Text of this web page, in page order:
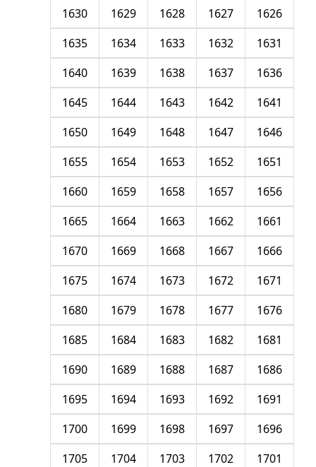
1626
1627
1628
1629
1630
1631
1632
1633
1634
1635
1636
1637
1638
1639
1640
1641
1642
1643
1644
1645
1646
1647
1648
1649
1650
1651
1652
1653
1654
1655
1656
1657
1658
1659
1660
1661
1662
1663
1664
1665
1666
1667
1668
1669
1670
1671
1672
1673
1674
1675
1676
1677
1678
1679
1680
1681
1682
1683
1684
1685
1686
1687
1688
1689
1690
1691
1692
1693
1694
1695
1696
1697
1698
1699
1700
1701
1702
1703
1704
1705